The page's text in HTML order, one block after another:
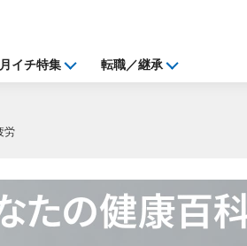
月イチ特集 転職／継承
労